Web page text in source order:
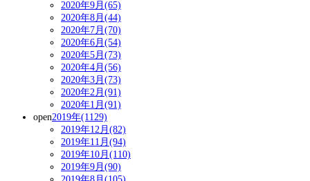
2020年9月(65)
2020年8月(44)
2020年7月(70)
2020年6月(54)
2020年5月(73)
2020年4月(56)
2020年3月(73)
2020年2月(91)
2020年1月(91)
open2019年(1129)
2019年12月(82)
2019年11月(94)
2019年10月(110)
2019年9月(90)